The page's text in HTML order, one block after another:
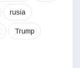
rusia
Trump